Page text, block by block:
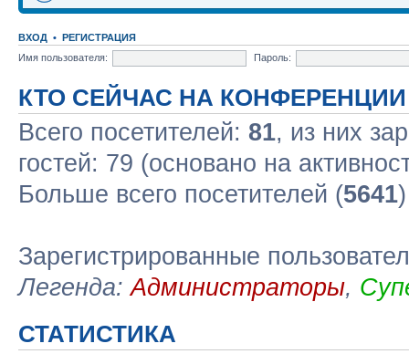
ВХОД • РЕГИСТРАЦИЯ
Имя пользователя:
Пароль:
КТО СЕЙЧАС НА КОНФЕРЕНЦИИ
Всего посетителей: 81, из них
гостей: 79 (основано на
Больше всего посетителей (5641
Зарегистрированные
Легенда:Администраторы,
СТАТИСТИКА